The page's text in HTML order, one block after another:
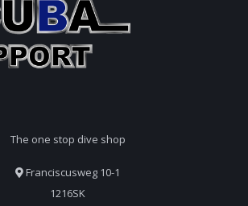
The one stop dive shop
Franciscusweg 10-1
1216SK